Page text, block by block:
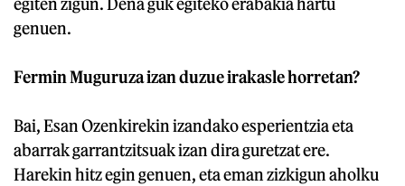
genuen.
Fermin Muguruza izan duzue irakasle horretan?
Bai, Esan Ozenkirekin izandako esperientzia eta
abarrak garrantzitsuak izan dira guretzat ere.
Harekin hitz egin genuen, eta eman zizkigun aholku